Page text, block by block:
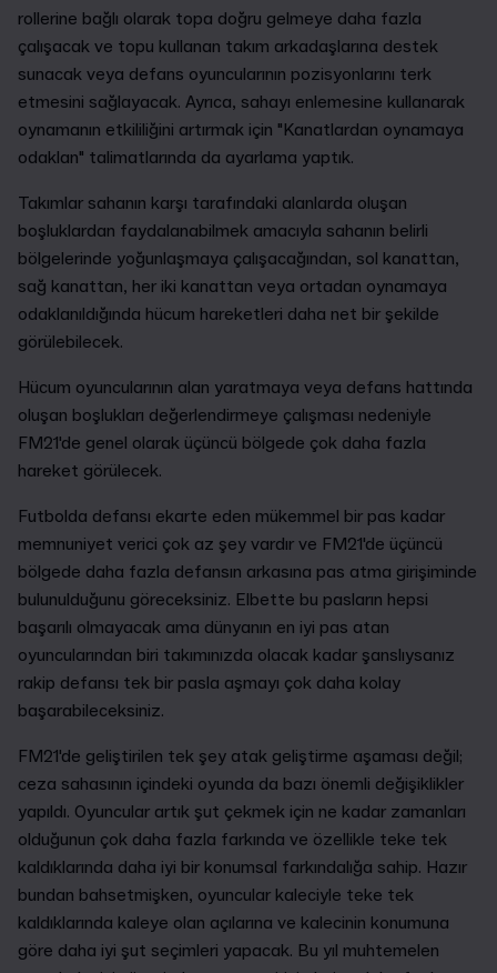
rollerine bağlı olarak topa doğru gelmeye daha fazla
çalışacak ve topu kullanan takım arkadaşlarına destek
sunacak veya defans oyuncularının pozisyonlarını terk
etmesini sağlayacak. Ayrıca, sahayı enlemesine kullanarak
oynamanın etkililiğini artırmak için "Kanatlardan oynamaya
odaklan" talimatlarında da ayarlama yaptık.
Takımlar sahanın karşı tarafındaki alanlarda oluşan
boşluklardan faydalanabilmek amacıyla sahanın belirli
bölgelerinde yoğunlaşmaya çalışacağından, sol kanattan,
sağ kanattan, her iki kanattan veya ortadan oynamaya
odaklanıldığında hücum hareketleri daha net bir şekilde
görülebilecek.
Hücum oyuncularının alan yaratmaya veya defans hattında
oluşan boşlukları değerlendirmeye çalışması nedeniyle
FM21'de genel olarak üçüncü bölgede çok daha fazla
hareket görülecek.
Futbolda defansı ekarte eden mükemmel bir pas kadar
memnuniyet verici çok az şey vardır ve FM21'de üçüncü
bölgede daha fazla defansın arkasına pas atma girişiminde
bulunulduğunu göreceksiniz. Elbette bu pasların hepsi
başarılı olmayacak ama dünyanın en iyi pas atan
oyuncularından biri takımınızda olacak kadar şanslıysanız
rakip defansı tek bir pasla aşmayı çok daha kolay
başarabileceksiniz.
FM21'de geliştirilen tek şey atak geliştirme aşaması değil;
ceza sahasının içindeki oyunda da bazı önemli değişiklikler
yapıldı. Oyuncular artık şut çekmek için ne kadar zamanları
olduğunun çok daha fazla farkında ve özellikle teke tek
kaldıklarında daha iyi bir konumsal farkındalığa sahip. Hazır
bundan bahsetmişken, oyuncular kaleciyle teke tek
kaldıklarında kaleye olan açılarına ve kalecinin konumuna
göre daha iyi şut seçimleri yapacak. Bu yıl muhtemelen